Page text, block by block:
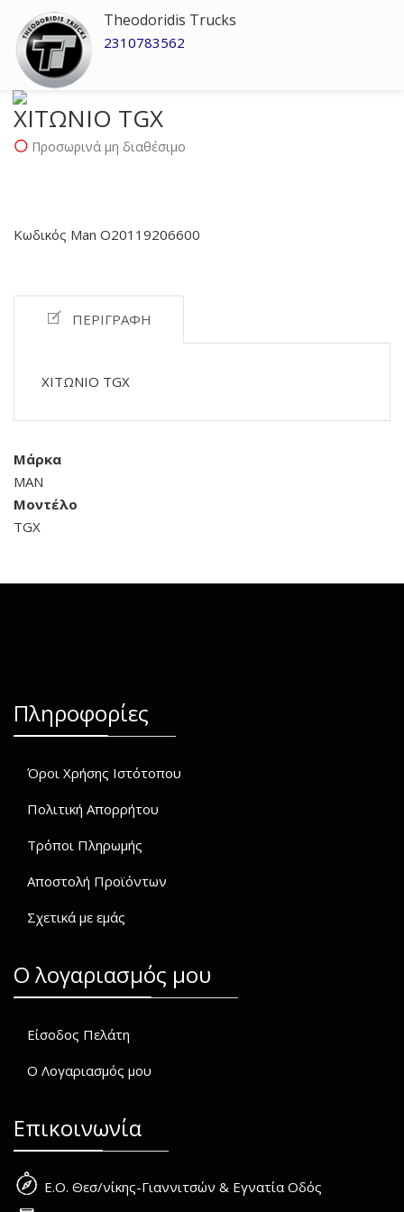
Theodoridis Trucks
2310783562
ΧΙΤΩΝΙΟ TGX
Προσωρινά μη διαθέσιμο
Κωδικός Man O20119206600
ΠΕΡΙΓΡΑΦΉ
ΧΙΤΩΝΙΟ TGX
Μάρκα
MAN
Μοντέλο
TGX
Πληροφορίες
Όροι Χρήσης Ιστότοπου
Πολιτική Απορρήτου
Τρόποι Πληρωμής
Αποστολή Προϊόντων
Σχετικά με εμάς
O λογαριασμός μου
Είσοδος Πελάτη
Ο Λογαριασμός μου
Επικοινωνία
Ε.Ο. Θεσ/νίκης-Γιαννιτσών & Εγνατία Οδός